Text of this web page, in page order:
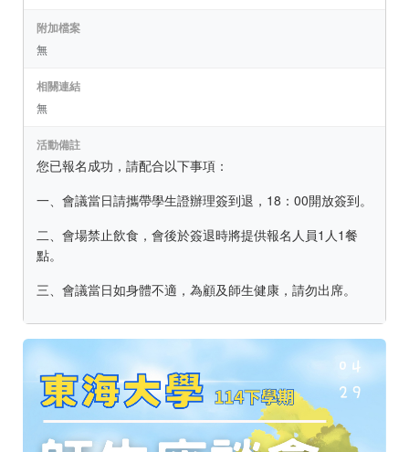
附加檔案
無
相關連結
無
活動備註
您已報名成功，請配合以下事項：
一、會議當日請攜帶學生證辦理簽到退，18：00開放簽到。
二、會場禁止飲食，會後於簽退時將提供報名人員1人1餐
點。
三、會議當日如身體不適，為顧及師生健康，請勿出席。